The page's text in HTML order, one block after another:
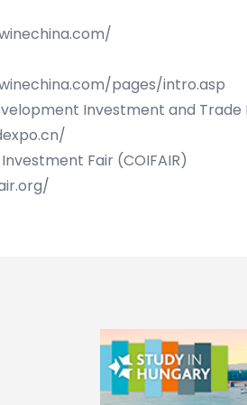
pages/intro.asp
Investment and Trade
Fair (COIFAIR)